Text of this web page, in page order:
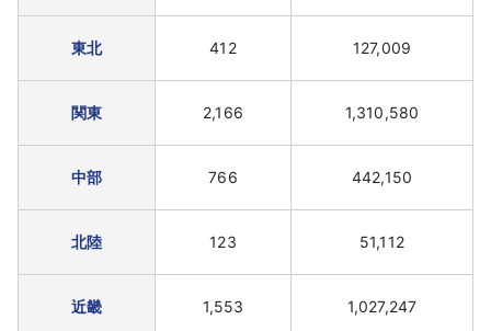
東北 412 127,009
関東 2,166 1,310,580
中部 766 442,150
北陸 123 51,112
近畿 1,553 1,027,247